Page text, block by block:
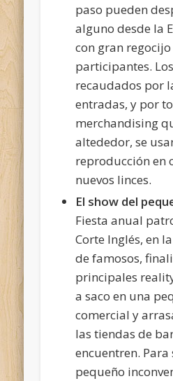
paso pueden
alguno desde la
con gran
participantes.
recaudados por
entradas, y por
merchandising
altededor, se
reproducción en
nuevos linces.
El show del
Fiesta anual
Corte Inglés, en
de famosos,
principales
a saco en una
comercial y
las tiendas de
encuentren. Para
pequeño